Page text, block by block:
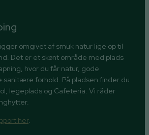
omgivet af smuk natur lige op til
Det er et skønt område med plads
hvor du får natur, gode
forhold. På pladsen finder du
legeplads og Cafeteria. Vi råder
her.